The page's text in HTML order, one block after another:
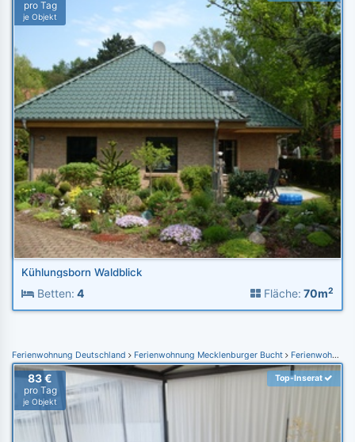
pro Tag
je Objekt
Kühlungsborn Waldblick
Betten: 4 Fläche: 70m2
Ferienwohnung Deutschland Ferienwohnung Mecklenburger Bucht Ferienwohnung Graal-Müritz
83 €
pro Tag
je Objekt
Top-Inserat